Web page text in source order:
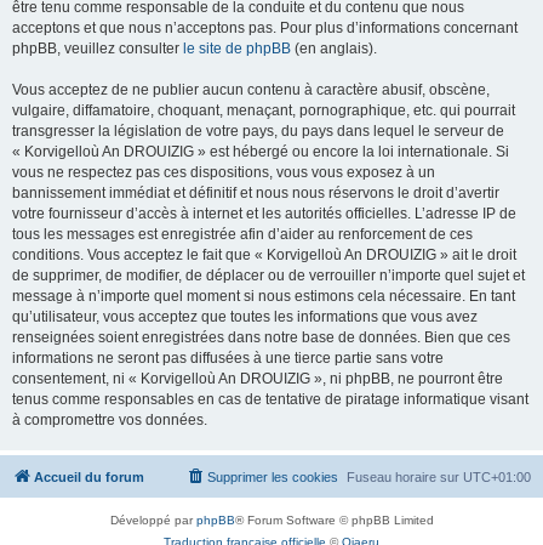
être tenu comme responsable de la conduite et du contenu que nous
acceptons et que nous n’acceptons pas. Pour plus d’informations concernant
phpBB, veuillez consulter le site de phpBB (en anglais).
Vous acceptez de ne publier aucun contenu à caractère abusif, obscène,
vulgaire, diffamatoire, choquant, menaçant, pornographique, etc. qui pourrait
transgresser la législation de votre pays, du pays dans lequel le serveur de
« Korvigelloù An DROUIZIG » est hébergé ou encore la loi internationale. Si
vous ne respectez pas ces dispositions, vous vous exposez à un
bannissement immédiat et définitif et nous nous réservons le droit d’avertir
votre fournisseur d’accès à internet et les autorités officielles. L’adresse IP de
tous les messages est enregistrée afin d’aider au renforcement de ces
conditions. Vous acceptez le fait que « Korvigelloù An DROUIZIG » ait le droit
de supprimer, de modifier, de déplacer ou de verrouiller n’importe quel sujet et
message à n’importe quel moment si nous estimons cela nécessaire. En tant
qu’utilisateur, vous acceptez que toutes les informations que vous avez
renseignées soient enregistrées dans notre base de données. Bien que ces
informations ne seront pas diffusées à une tierce partie sans votre
consentement, ni « Korvigelloù An DROUIZIG », ni phpBB, ne pourront être
tenus comme responsables en cas de tentative de piratage informatique visant
à compromettre vos données.
Accueil du forum Fuseau horaire sur UTC+01:00
Supprimer les cookies
Développé parphpBB® Forum Software © phpBB Limited
Traduction française officielle ©Qiaeru